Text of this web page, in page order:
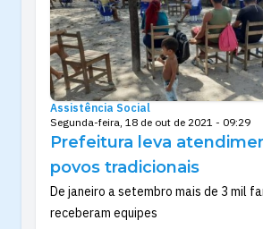
Assistência Social
Segunda-feira, 18 de out de 2021 - 09:29
Prefeitura leva
povos tradicionais
De janeiro a setembro mais de 3 mil
receberam equipes